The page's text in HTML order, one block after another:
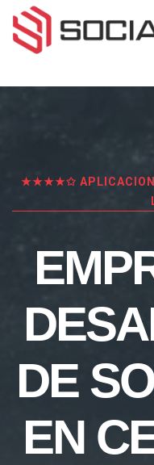
★★★★✩
DE
EN